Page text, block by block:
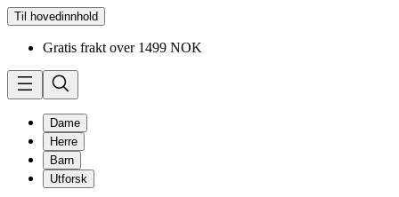
Til hovedinnhold
Gratis frakt over 1499 NOK
Dame
Herre
Barn
Utforsk